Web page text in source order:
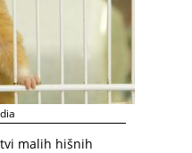
malih hišnih